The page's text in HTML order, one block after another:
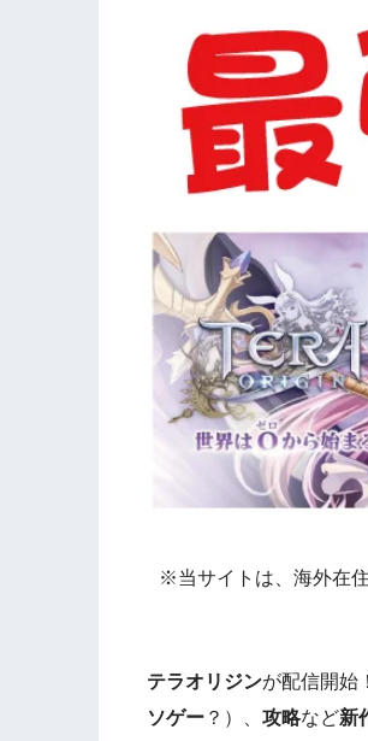
※当サイトは、海外在
テラオリジンが配信開始！
ソゲー ？）、 攻略など新